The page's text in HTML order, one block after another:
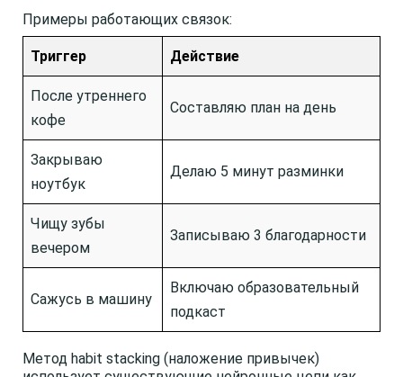
Примеры работающих связок:
Триггер Действие
После утреннего
кофе
Составляю план на день
Закрываю
ноутбук
Делаю 5 минут разминки
Чищу зубы
вечером
Записываю 3 благодарности
Сажусь в машину
Включаю образовательный
подкаст
Метод habit stacking (наложение привычек)